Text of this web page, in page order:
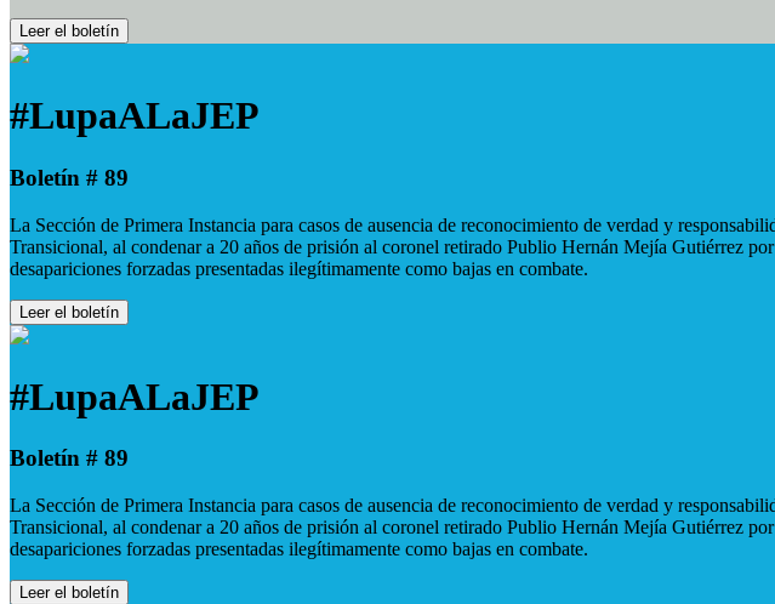
Leer el boletín
#LupaALaJEP
Boletín # 89
La Sección de Primera Instancia para casos de ausencia de reconocimiento de verdad y
Transicional, al condenar a 20 años de prisión al coronel retirado Publio Hernán Mejía Gutiérrez
desapariciones forzadas presentadas ilegítimamente como bajas en combate.
Leer el boletín
#LupaALaJEP
Boletín # 89
La Sección de Primera Instancia para casos de ausencia de reconocimiento de verdad y
Transicional, al condenar a 20 años de prisión al coronel retirado Publio Hernán Mejía Gutiérrez
desapariciones forzadas presentadas ilegítimamente como bajas en combate.
Leer el boletín